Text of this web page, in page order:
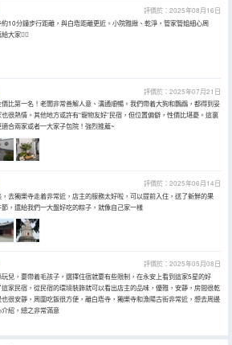
評價於：2025年08月16日
10分鐘步行距離，與白塔距離更近。小院雅緻、乾淨，管家管姐細心周
大家👍🏼
評價於：2025年07月21日
比第一名！老闆非常善解人意、溝通順暢。我們帶着大狗和鸚鵡，都得到妥
很熱情。其他地方或許有“寵物友好”民宿，但位置偏僻，性價比堪憂。這裏
合兩家或者一大家子包院！強烈推薦~
評價於：2025年06月14日
去獨樂寺走着非常近，店主的服務太好啦，可以提前入住，送了新鮮的果
，還給我們一大盤好吃的粽子，就像自己家一樣
評價於：2025年05月08日
兒，要帶着毛孩子，選擇住宿就要有些限制，在永安上看到這家5星的好
家民宿，從民宿的環境裝飾就可以看出店主的品味，優雅，安靜，房間很乾
很安靜，周圍吃飯很方便，離白塔寺，獨樂寺和漁陽古街非常近，想去周邊
紹，總之非常滿意